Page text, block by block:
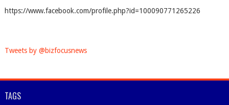
https://www.facebook.com/profile.php?id=100090771265226
Tweets by @bizfocusnews
TAGS